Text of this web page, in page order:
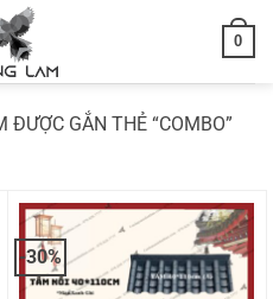
0
ĐƯỢC GẮN THẺ “COMBO”
-30%